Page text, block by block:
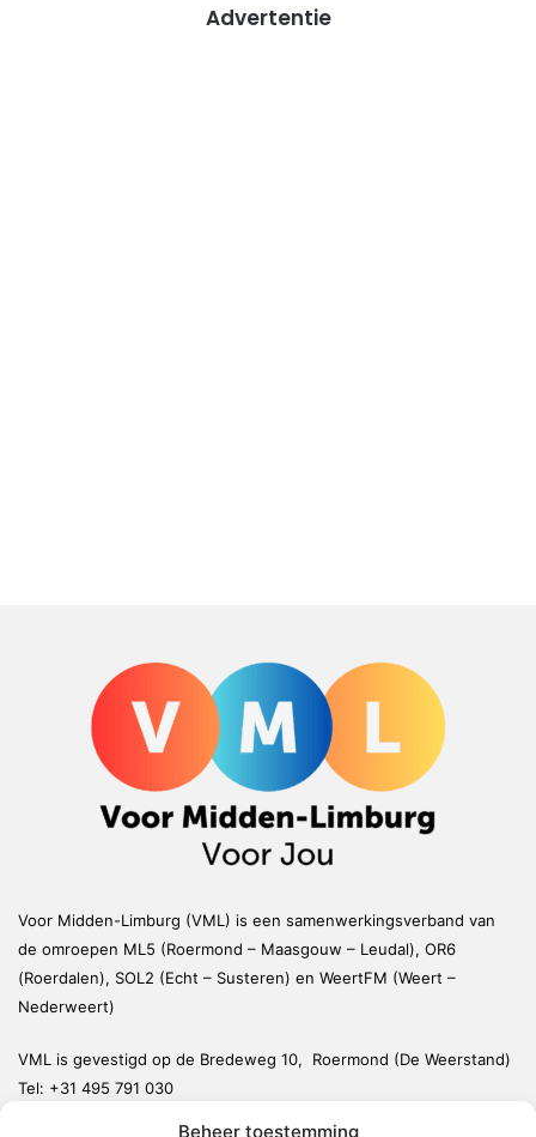
Beheer toestemming
Advertentie
Voor Midden-Limburg (VML) is een samenwerkingsverband van
de omroepen ML5 (Roermond – Maasgouw – Leudal), OR6
(Roerdalen), SOL2 (Echt – Susteren) en WeertFM (Weert –
Nederweert)
VML is gevestigd op de Bredeweg 10, Roermond (De Weerstand)
Tel: +31 495 791 030